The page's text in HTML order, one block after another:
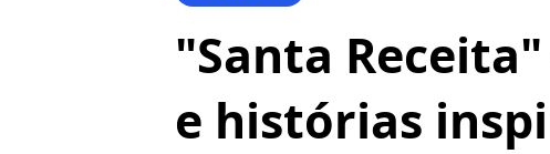
"Santa
e histórias